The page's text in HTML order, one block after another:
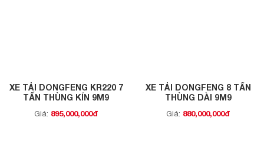
XE TẢI DONGFENG KR220 7
TẤN THÙNG KÍN 9M9
Giá: 895,000,000đ
XE TẢI DONGFENG 8 TẤN
THÙNG DÀI 9M9
Giá: 880,000,000đ